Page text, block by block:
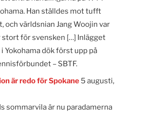
Han ställdes mot tufft
och världsnian Jang Woojin var
för svensken […] Inlägget
Yokohama dök först upp på
– SBTF.
är redo för Spokane 5 augusti,
sommarvila är nu paradamerna